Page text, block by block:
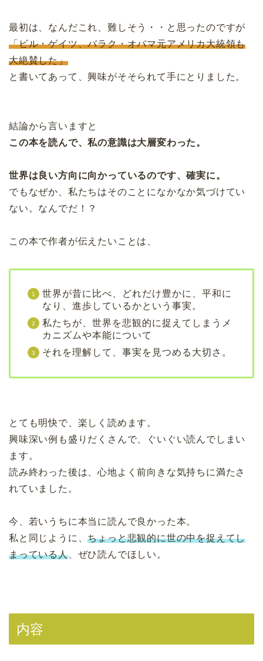
最初は、なんだこれ、難しそう・・と思ったのですが
「ビル・ゲイツ、バラク・オバマ元アメリカ大統領も
大絶賛した」
と書いてあって、興味がそそられて手にとりました。
結論から言いますと
この本を読んで、私の意識は大層変わった。
世界は良い方向に向かっているのです、確実に。
でもなぜか、私たちはそのことになかなか気づけてい
ない。なんでだ！？
この本で作者が伝えたいことは、
世界が昔に比べ、どれだけ豊かに、平和に
なり、進歩しているかという事実。
私たちが、世界を悲観的に捉えてしまうメ
カニズムや本能について
それを理解して、事実を見つめる大切さ。
とても明快で、楽しく読めます。
興味深い例も盛りだくさんで、ぐいぐい読んでしまい
ます。
読み終わった後は、心地よく前向きな気持ちに満たさ
れていました。
今、若いうちに本当に読んで良かった本。
私と同じように、ちょっと悲観的に世の中を捉えてし
まっている人、ぜひ読んでほしい。
内容